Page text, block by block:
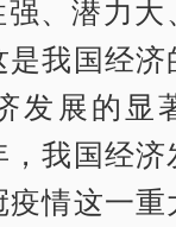
、潜力大
我国经济
发展的显
我国经济
情这一重